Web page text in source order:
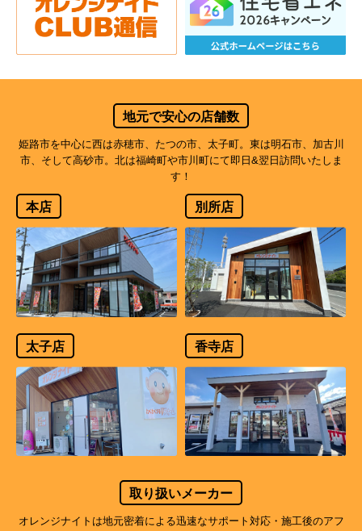
地元で安心の店舗数
姫路市を中心に西は赤穂市、たつの市、太子町。東は明石市、加古川
市、そして高砂市。北は福崎町や市川町にて即日&翌日訪問いたしま
す！
本店 別所店
太子店 香寺店
取り扱いメーカー
オレンジナイトは地元密着による迅速なサポート対応・施工後のアフ